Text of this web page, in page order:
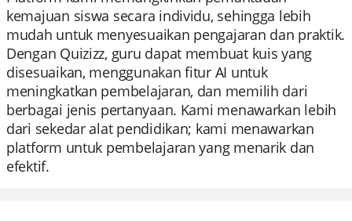
kemajuan siswa secara individu, sehingga lebih
mudah untuk menyesuaikan pengajaran dan praktik.
Dengan Quizizz, guru dapat membuat kuis yang
disesuaikan, menggunakan fitur AI untuk
meningkatkan pembelajaran, dan memilih dari
berbagai jenis pertanyaan. Kami menawarkan lebih
dari sekedar alat pendidikan; kami menawarkan
platform untuk pembelajaran yang menarik dan
efektif.